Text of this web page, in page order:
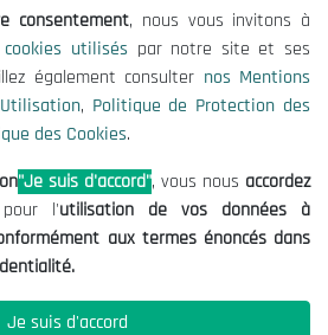
des Données
01 00|01|02
Initiatives ?
consentement, nous vous invitons à
utilisés par notre site et ses
également consulter nos Mentions
, Politique de Protection des
des Cookies.
"Je suis d'accord", vous nous accordez
pour l'utilisation de vos données à
aux termes énoncés dans
Je suis d'accord